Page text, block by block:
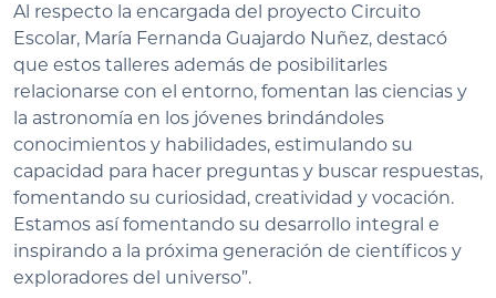
Al respecto la encargada del proyecto Circuito
Escolar, María Fernanda Guajardo Nuñez, destacó
que estos talleres además de posibilitarles
relacionarse con el entorno, fomentan las ciencias y
la astronomía en los jóvenes brindándoles
conocimientos y habilidades, estimulando su
capacidad para hacer preguntas y buscar respuestas,
fomentando su curiosidad, creatividad y vocación.
Estamos así fomentando su desarrollo integral e
inspirando a la próxima generación de científicos y
exploradores del universo”.